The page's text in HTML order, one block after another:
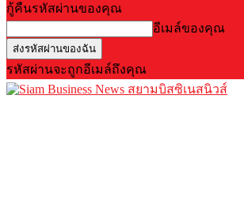
กู้คืนรหัสผ่านของคุณ
อีเมล์ของคุณ
รหัสผ่านจะถูกอีเมล์ถึงคุณ
สยามบิสซิเนสนิวส์